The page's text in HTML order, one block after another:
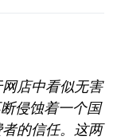
店中看似无害
侵蚀着一个国
的信任。这两